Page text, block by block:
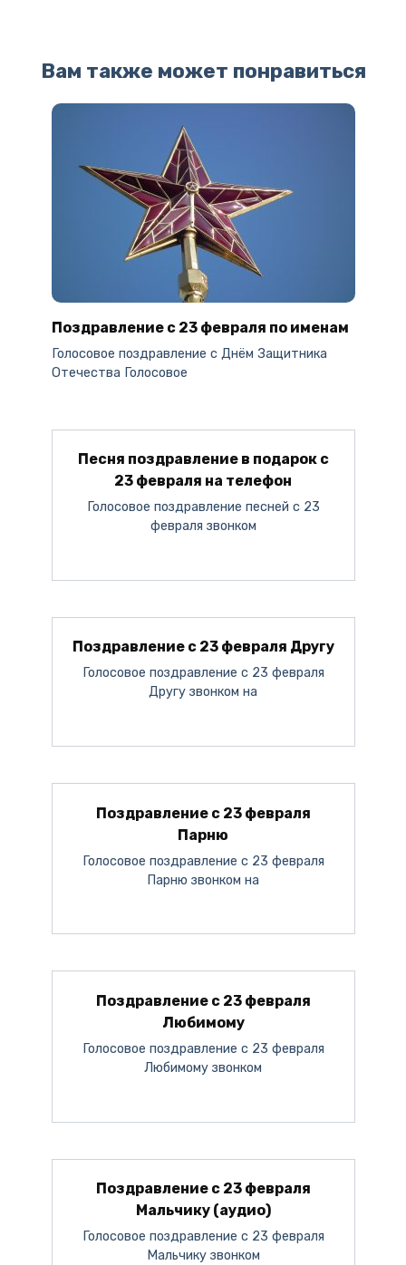
Вам также может понравиться
Поздравление с 23 февраля по именам
Голосовое поздравление c Днём Защитника
Отечества Голосовое
Песня поздравление в подарок с
23 февраля на телефон
Голосовое поздравление песней с 23
февраля звонком
Поздравление с 23 февраля Другу
Голосовое поздравление с 23 февраля
Другу звонком на
Поздравление с 23 февраля
Парню
Голосовое поздравление с 23 февраля
Парню звонком на
Поздравление с 23 февраля
Любимому
Голосовое поздравление с 23 февраля
Любимому звонком
Поздравление с 23 февраля
Мальчику (аудио)
Голосовое поздравление с 23 февраля
Мальчику звонком